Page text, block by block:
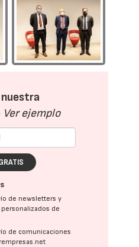
nuestra
Ver ejemplo
de newsletters y
de
de comunicaciones